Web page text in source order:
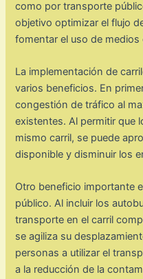
como por transporte
objetivo optimizar el flujo
fomentar el uso de
La implementación de
varios beneficios. En
congestión de tráfico al
existentes. Al permitir que
mismo carril, se puede
disponible y disminuir los
Otro beneficio importante
público. Al incluir los
transporte en el carril
se agiliza su
personas a utilizar el
a la reducción de la